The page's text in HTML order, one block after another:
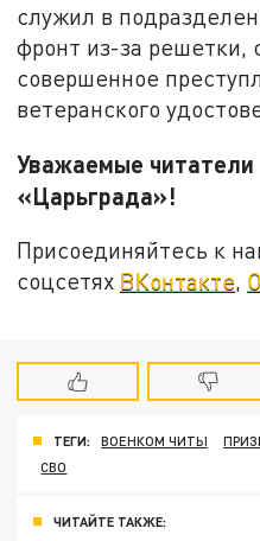
служил в
фронт из-за решетки,
совершенное
ветеранского
Уважаемые читатели
Присоединяйтесь к
соцсетях ВКонтакте,
ТЕГИ: ВОЕНКОМ ЧИТЫ
СВО
ЧИТАЙТЕ ТАКЖЕ: